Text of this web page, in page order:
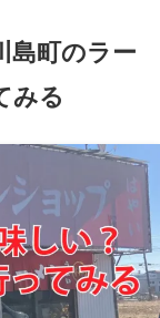
島町のラー
みる